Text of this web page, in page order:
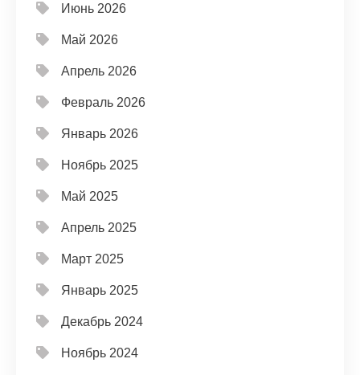
Июнь 2026
Май 2026
Апрель 2026
Февраль 2026
Январь 2026
Ноябрь 2025
Май 2025
Апрель 2025
Март 2025
Январь 2025
Декабрь 2024
Ноябрь 2024